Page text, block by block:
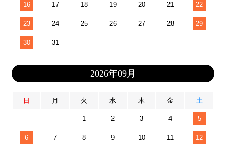
16 17 18 19 20 21 22
23 24 25 26 27 28 29
30 31
2026年09月
日 月 火 水 木 金 土
1 2 3 4 5
6 7 8 9 10 11 12